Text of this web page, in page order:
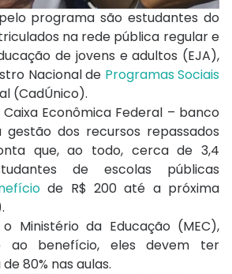
programa são estudantes do
na rede pública regular e
de jovens e adultos (EJA),
Nacional de Programas Sociais
(CadÚnico).
Econômica Federal – banco
gestão dos recursos repassados
que, ao todo, cerca de 3,4
de escolas públicas
de R$ 200 até a próxima
Ministério da Educação (MEC),
ao benefício, eles devem ter
80% nas aulas.